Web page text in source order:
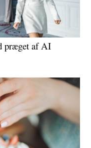
præget af AI